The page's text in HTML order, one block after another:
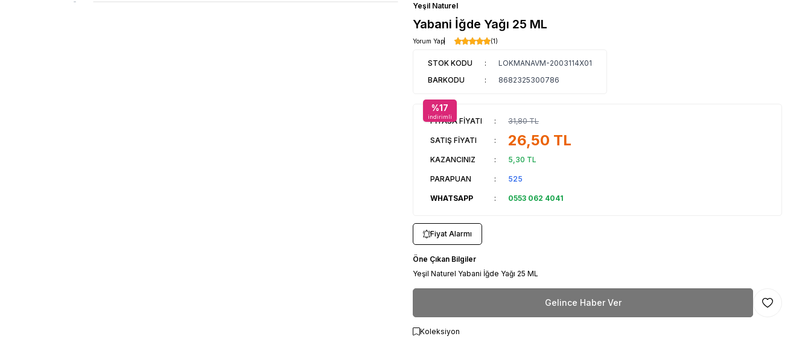
Yeşil Naturel
Yabani İğde Yağı 25 ML
Yorum Yap (1)
STOK KODU :
LOKMANAVM-2003114X01
BARKODU
: 8682325300786
%17
indirimli
PİYASA FİYATI : 31,80TL
SATIŞ FİYATI : 26,50 TL
KAZANCINIZ : 5,30 TL
PARAPUAN : 525
WHATSAPP : 0553 062 4041
Fiyat Alarmı
Öne Çıkan Bilgiler
Yeşil Naturel Yabani İğde Yağı 25 ML
Gelince Haber Ver Favoriye
Koleksiyon